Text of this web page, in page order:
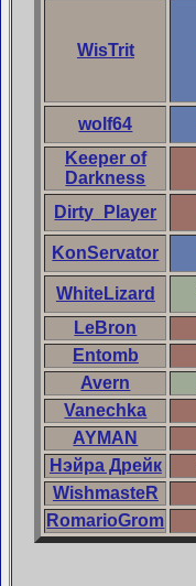
WisTrit
wolf64
Keeper of
Darkness
Dirty_Player
KonServator
WhiteLizard
LeBron
Entomb
Avern
Vanechka
AYMAN
Нэйра Дрейк
WishmasteR
RomarioGrom